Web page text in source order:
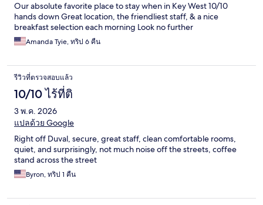
Our absolute favorite place to stay when in Key West 10/10
hands down Great location, the friendliest staff, & a nice
breakfast selection each morning Look no further
Amanda Tyie, ทริป 6 คืน
รีวิวที่ตรวจสอบแล้ว
10/10 ไร้ที่ติ
3 พ.ค. 2026
แปลด้วย Google
Right off Duval, secure, great staff, clean comfortable rooms,
quiet, and surprisingly, not much noise off the streets, coffee
stand across the street
Byron, ทริป 1 คืน